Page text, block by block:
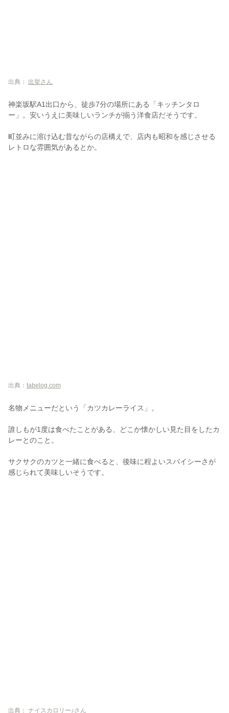
出典： 出挙さん
神楽坂駅A1出口から、徒歩7分の場所にある「キッチンタロ
ー」。安いうえに美味しいランチが揃う洋食店だそうです。
町並みに溶け込む昔ながらの店構えで、店内も昭和を感じさせる
レトロな雰囲気があるとか。
出典： tabelog.com
名物メニューだという「カツカレーライス」。
誰しもが1度は食べたことがある、どこか懐かしい見た目をしたカ
レーとのこと。
サクサクのカツと一緒に食べると、後味に程よいスパイシーさが
感じられて美味しいそうです。
出典： ナイスカロリー♪さん